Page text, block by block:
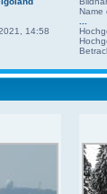
14:58
Name